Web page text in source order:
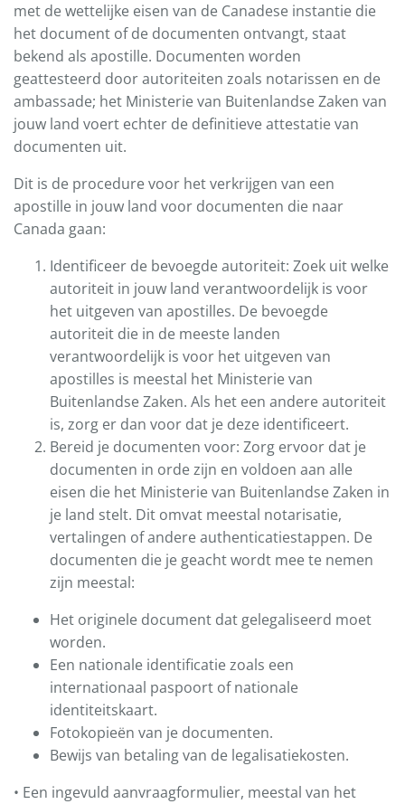
met de wettelijke eisen van de Canadese instantie die
het document of de documenten ontvangt, staat
bekend als apostille. Documenten worden
geattesteerd door autoriteiten zoals notarissen en de
ambassade; het Ministerie van Buitenlandse Zaken van
jouw land voert echter de definitieve attestatie van
documenten uit.
Dit is de procedure voor het verkrijgen van een
apostille in jouw land voor documenten die naar
Canada gaan:
Identificeer de bevoegde autoriteit: Zoek uit welke
autoriteit in jouw land verantwoordelijk is voor
het uitgeven van apostilles. De bevoegde
autoriteit die in de meeste landen
verantwoordelijk is voor het uitgeven van
apostilles is meestal het Ministerie van
Buitenlandse Zaken. Als het een andere autoriteit
is, zorg er dan voor dat je deze identificeert.
Bereid je documenten voor: Zorg ervoor dat je
documenten in orde zijn en voldoen aan alle
eisen die het Ministerie van Buitenlandse Zaken in
je land stelt. Dit omvat meestal notarisatie,
vertalingen of andere authenticatiestappen. De
documenten die je geacht wordt mee te nemen
zijn meestal:
Het originele document dat gelegaliseerd moet
worden.
Een nationale identificatie zoals een
internationaal paspoort of nationale
identiteitskaart.
Fotokopieën van je documenten.
Bewijs van betaling van de legalisatiekosten.
• Een ingevuld aanvraagformulier, meestal van het